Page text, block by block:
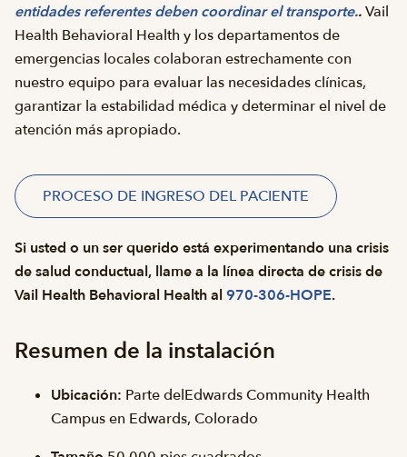
entidades referentes deben coordinar el transporte..Vail
Health Behavioral Health y los departamentos de
emergencias locales colaboran estrechamente con
nuestro equipo para evaluar las necesidades clínicas,
garantizar la estabilidad médica y determinar el nivel de
atención más apropiado.
PROCESO DE INGRESO DEL PACIENTE
Si usted o un ser querido está experimentando una crisis
de salud conductual, llame a la línea directa de crisis de
Vail Health Behavioral Health al970-306-HOPE.
Resumen de la instalación
Ubicación: Parte delEdwards Community Health
Campus en Edwards, Colorado